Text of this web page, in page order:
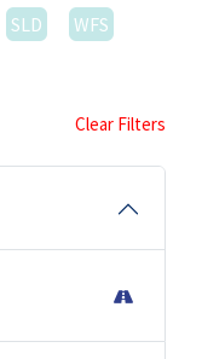
SLD
WFS
Clear Filters